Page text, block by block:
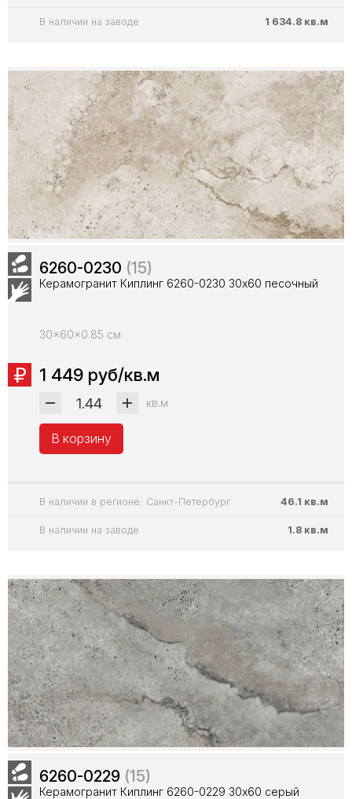
В наличии на заводе 1 634.8 кв.м
6260-0230 (15)
Керамогранит Киплинг 6260-0230 30х60 песочный
30x60x0.85 см
1 449 руб/кв.м
кв.м
В корзину
В наличии в регионе: Санкт-Петербург 46.1 кв.м
В наличии на заводе 1.8 кв.м
6260-0229 (15)
Керамогранит Киплинг 6260-0229 30х60 серый